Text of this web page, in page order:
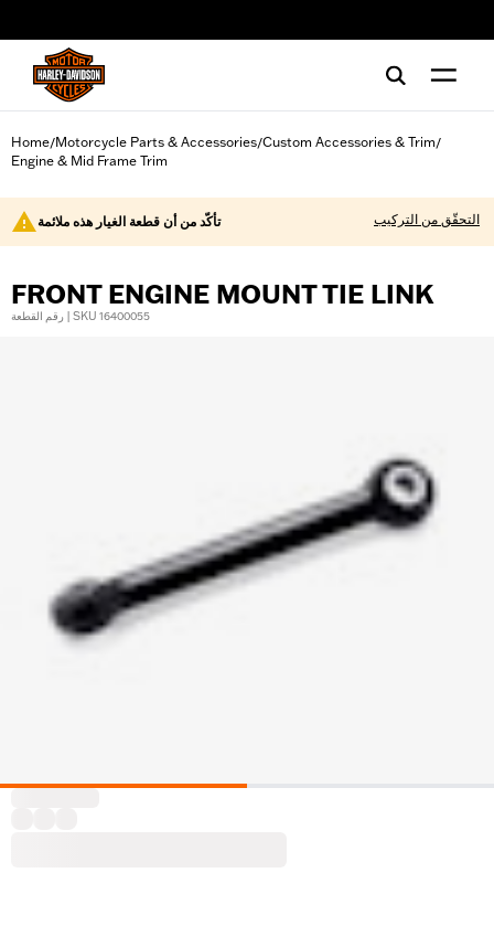
Home/Motorcycle Parts & Accessories/Custom Accessories & Trim/
Engine & Mid Frame Trim
تأكّد من أن قطعة الغيار هذه ملائمة التحقّق من التركيب
FRONT ENGINE MOUNT TIE LINK
رقم القطعة | SKU 16400055